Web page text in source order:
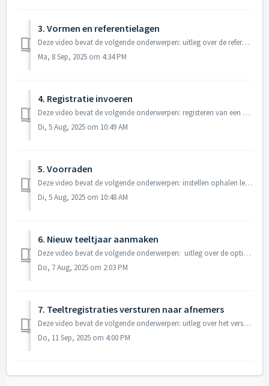
3. Vormen en referentielagen
Deze video bevat de volgende onderwerpen: uitleg over de referentielagen (voor het aanmaken van een vorm) aanmaken van een teeltvorm m.b.v de referentiel...
Ma, 8 Sep, 2025 om 4:34 PM
4. Registratie invoeren
Deze video bevat de volgende onderwerpen: registeren van een bespuiting registeren van zaaien/poten/planten
Di, 5 Aug, 2025 om 10:49 AM
5. Voorraden
Deze video bevat de volgende onderwerpen: instellen ophalen leverbonnen bij leverancier aanmaken van de voorraadinventarisatie (beginvoorraad) overnemen...
Di, 5 Aug, 2025 om 10:48 AM
6. Nieuw teeltjaar aanmaken
Deze video bevat de volgende onderwerpen: uitleg over de optie 'Alles overnemen vanuit 'vorige jaar'' uitleg over de optie 'Huidige...
Do, 7 Aug, 2025 om 2:03 PM
7. Teeltregistraties versturen naar afnemers
Deze video bevat de volgende onderwerpen: uitleg over het versturen van de teeltregistratie Klik hier voor het artikel 'Hoe verstuur ik mijn te...
Do, 11 Sep, 2025 om 4:00 PM